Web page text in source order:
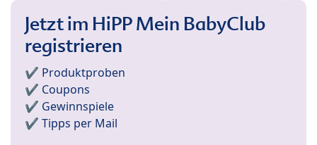
Jetzt im HiPP Mein BabyClub
registrieren
✔️ Produktproben
✔️ Coupons
✔️ Gewinnspiele
✔️ Tipps per Mail